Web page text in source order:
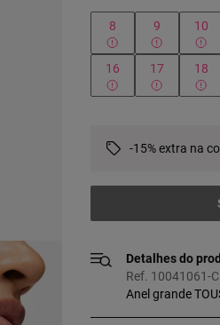
8 9 10
16 17 18
-15% extra na
Detalhes do
Ref. 10041061-C
Anel grande